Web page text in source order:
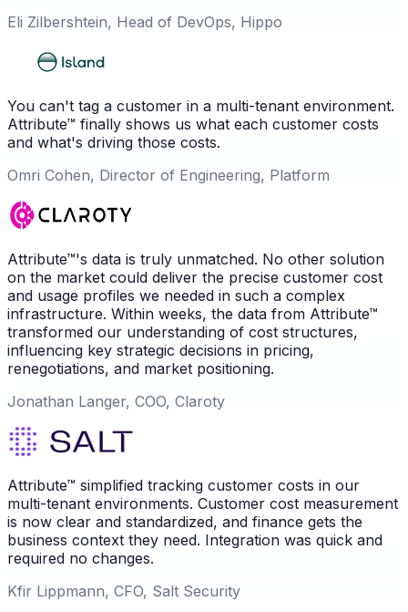
Eli Zilbershtein, Head of DevOps, Hippo
You can't tag a customer in a multi-tenant environment.
Attribute™ finally shows us what each customer costs
and what's driving those costs.
Omri Cohen, Director of Engineering, Platform
Attribute™'s data is truly unmatched. No other solution
on the market could deliver the precise customer cost
and usage profiles we needed in such a complex
infrastructure. Within weeks, the data from Attribute™
transformed our understanding of cost structures,
influencing key strategic decisions in pricing,
renegotiations, and market positioning.
Jonathan Langer, COO, Claroty
Attribute™ simplified tracking customer costs in our
multi-tenant environments. Customer cost measurement
is now clear and standardized, and finance gets the
business context they need. Integration was quick and
required no changes.
Kfir Lippmann, CFO, Salt Security